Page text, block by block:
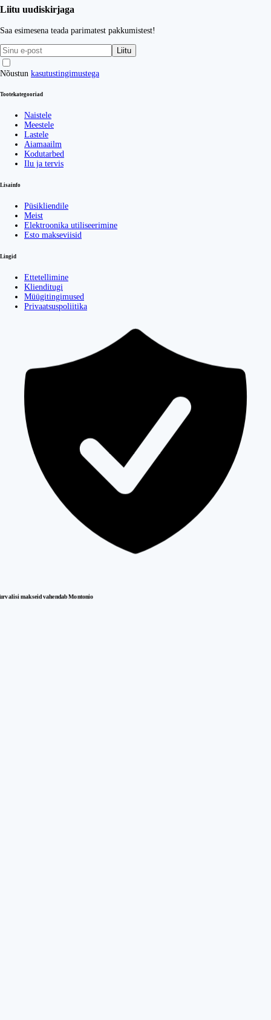
Liitu uudiskirjaga
Saa esimesena teada parimatest pakkumistest!
Liitu
Nõustun kasutustingimustega
Tootekategooriad
Naistele
Meestele
Lastele
Aiamaailm
Kodutarbed
Ilu ja tervis
Lisainfo
Püsikliendile
Meist
Elektroonika utiliseerimine
Esto makseviisid
Lingid
Ettetellimine
Klienditugi
Müügitingimused
Privaatsuspoliitika
makseid vahendab Montonio